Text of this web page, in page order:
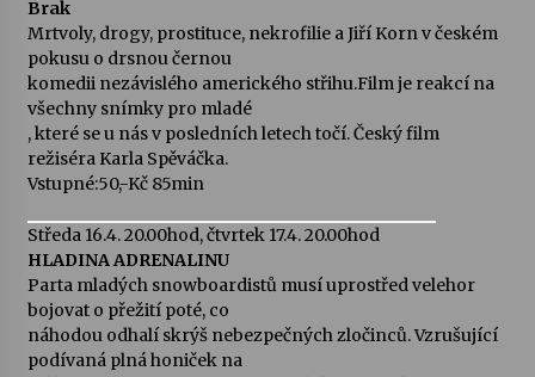
Brak
Mrtvoly, drogy, prostituce, nekrofilie a Jiří Korn v českém
pokusu o drsnou černou
komedii nezávislého amerického střihu.Film je reakcí na
všechny snímky pro mladé
, které se u nás v posledních letech točí. Český film
režiséra Karla Spěváčka.
Vstupné:50,-Kč 85min
Středa 16.4. 20.00hod, čtvrtek 17.4. 20.00hod
HLADINA ADRENALINU
Parta mladých snowboardistů musí uprostřed velehor
bojovat o přežití poté, co
náhodou odhalí skrýš nebezpečných zločinců. Vzrušující
podívaná plná honiček na